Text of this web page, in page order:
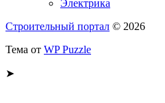
Электрика
Строительный портал © 2026
Тема от WP Puzzle
➤